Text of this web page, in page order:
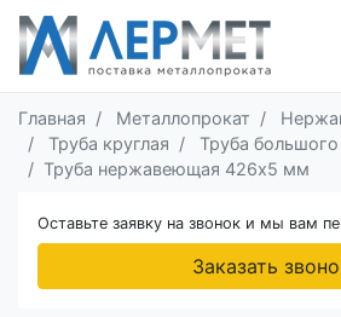
Главная Металлопрокат
Труба круглая
Труба
Труба нержавеющая 426х5 мм
Оставьте заявку на звонок и мы вам
Заказать